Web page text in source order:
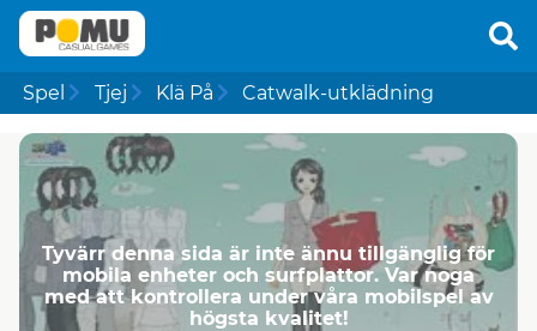
Spel Tjej Klä På Catwalk-utklädning
Tyvärr denna sida är inte ännu tillgänglig för
mobila enheter och surfplattor. Var noga
med att kontrollera under våra mobilspel av
högsta kvalitet!